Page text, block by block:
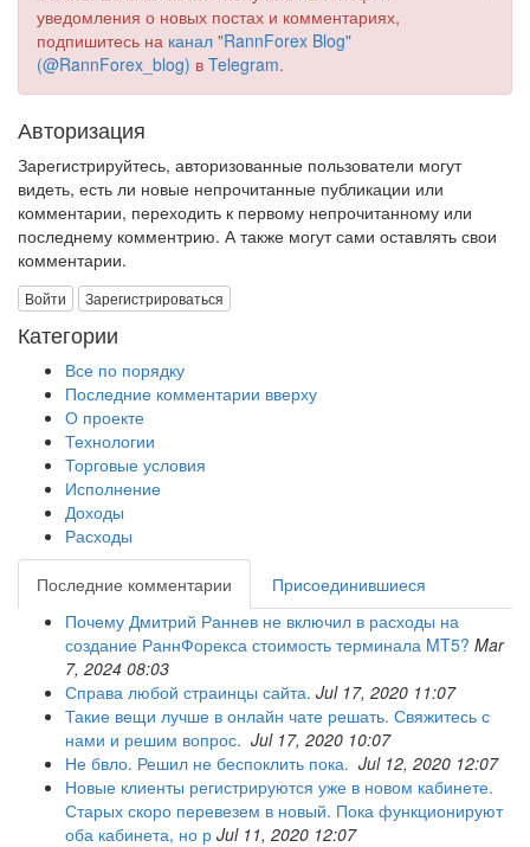
уведомления о новых постах и комментариях,
подпишитесь на канал "RannForex Blog"
(@RannForex_blog) в Telegram.
Авторизация
Зарегистрируйтесь, авторизованные пользователи могут
видеть, есть ли новые непрочитанные публикации или
комментарии, переходить к первому непрочитанному или
последнему комментрию. А также могут сами оставлять свои
комментарии.
Войти Зарегистрироваться
Категории
Все по порядку
Последние комментарии вверху
О проекте
Технологии
Торговые условия
Исполнение
Доходы
Расходы
Последние комментарии
Присоединившиеся
Почему Дмитрий Раннев не включил в расходы на
создание РаннФорекса стоимость терминала MT5? Mar
7, 2024 08:03
Справа любой страинцы сайта. Jul 17, 2020 11:07
Такие вещи лучше в онлайн чате решать. Свяжитесь с
нами и решим вопрос. Jul 17, 2020 10:07
Не бвло. Решил не беспоклить пока. Jul 12, 2020 12:07
Новые клиенты регистрируются уже в новом кабинете.
Старых скоро перевезем в новый. Пока функционируют
оба кабинета, но р Jul 11, 2020 12:07